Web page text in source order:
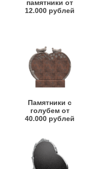
памятники от
12.000 рублей
Памятники с
голубем от
40.000 рублей